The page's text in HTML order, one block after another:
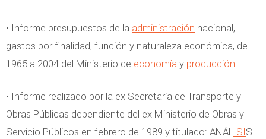
• Informe presupuestos de la administración nacional,
gastos por finalidad, función y naturaleza económica, de
1965 a 2004 del Ministerio de economía y producción.
• Informe realizado por la ex Secretaría de Transporte y
Obras Públicas dependiente del ex Ministerio de Obras y
Servicio Públicos en febrero de 1989 y titulado: ANÁLISIS